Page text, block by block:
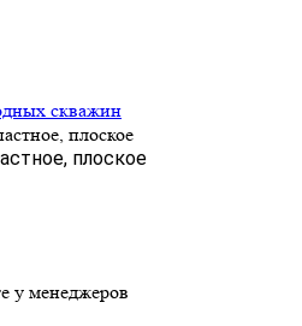
скважин
плоское
плоское
у менеджеров